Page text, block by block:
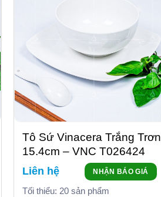
Tô Sứ Vinacera Trắng Trơn
15.4cm – VNC T026424
Liên hệ
Tối thiểu: 20 sản phẩm
NHẬN BÁO GIÁ